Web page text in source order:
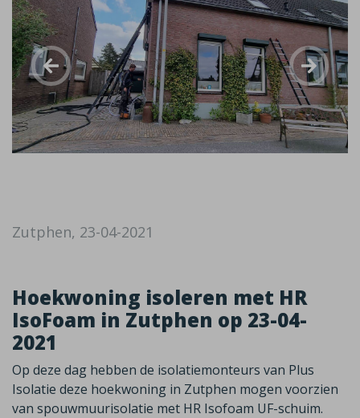
Zutphen, 23-04-2021
Hoekwoning isoleren met HR
IsoFoam in Zutphen op 23-04-
2021
Op deze dag hebben de isolatiemonteurs van Plus
Isolatie deze hoekwoning in Zutphen mogen voorzien
van spouwmuurisolatie met HR Isofoam UF-schuim.